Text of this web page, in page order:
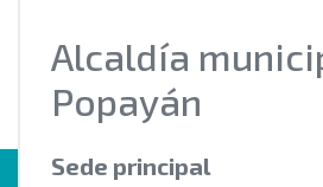
Alcaldía
Popayán
Sede principal